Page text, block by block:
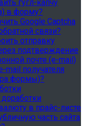
гугл-капчу
в форму?
Google Captcha
связи?
отправку
подтверждение
почте (e-mail)
mail получателя
формы)?
в прайс-листе
часть сайта